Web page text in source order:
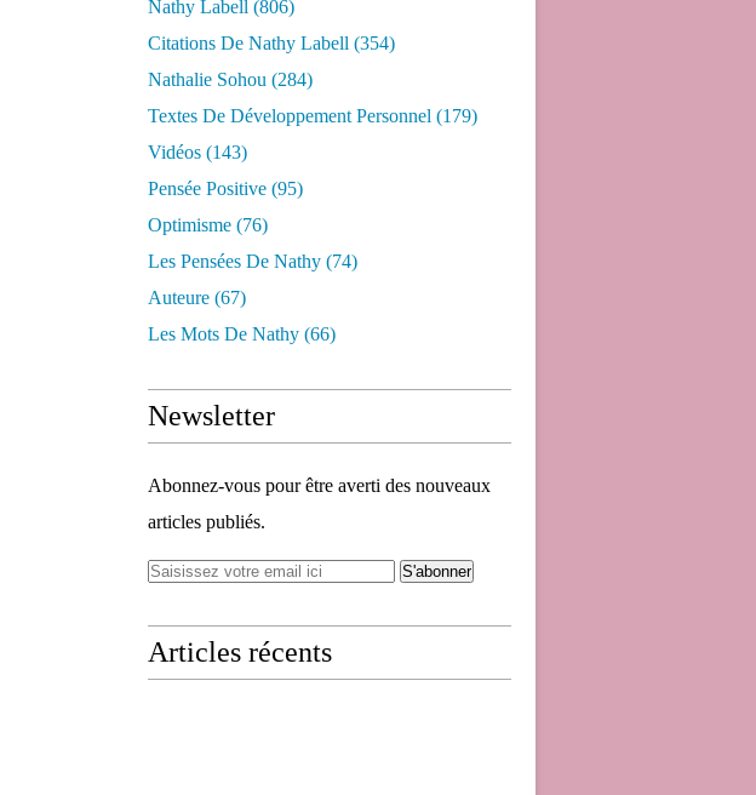
Nathy Labell (806)
Citations De Nathy Labell (354)
Nathalie Sohou (284)
Textes De Développement Personnel (179)
Vidéos (143)
Pensée Positive (95)
Optimisme (76)
Les Pensées De Nathy (74)
Auteure (67)
Les Mots De Nathy (66)
Newsletter
Abonnez-vous pour être averti des nouveaux
articles publiés.
Articles récents